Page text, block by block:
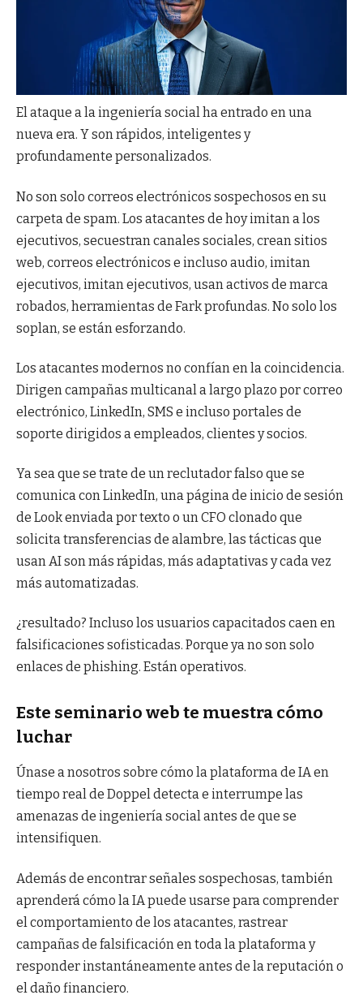
El ataque a la ingeniería social ha entrado en una
nueva era. Y son rápidos, inteligentes y
profundamente personalizados.
No son solo correos electrónicos sospechosos en su
carpeta de spam. Los atacantes de hoy imitan a los
ejecutivos, secuestran canales sociales, crean sitios
web, correos electrónicos e incluso audio, imitan
ejecutivos, imitan ejecutivos, usan activos de marca
robados, herramientas de Fark profundas. No solo los
soplan, se están esforzando.
Los atacantes modernos no confían en la coincidencia.
Dirigen campañas multicanal a largo plazo por correo
electrónico, LinkedIn, SMS e incluso portales de
soporte dirigidos a empleados, clientes y socios.
Ya sea que se trate de un reclutador falso que se
comunica con LinkedIn, una página de inicio de sesión
de Look enviada por texto o un CFO clonado que
solicita transferencias de alambre, las tácticas que
usan AI son más rápidas, más adaptativas y cada vez
más automatizadas.
¿resultado? Incluso los usuarios capacitados caen en
falsificaciones sofisticadas. Porque ya no son solo
enlaces de phishing. Están operativos.
Este seminario web te muestra cómo
luchar
Únase a nosotros sobre cómo la plataforma de IA en
tiempo real de Doppel detecta e interrumpe las
amenazas de ingeniería social antes de que se
intensifiquen.
Además de encontrar señales sospechosas, también
aprenderá cómo la IA puede usarse para comprender
el comportamiento de los atacantes, rastrear
campañas de falsificación en toda la plataforma y
responder instantáneamente antes de la reputación o
el daño financiero.